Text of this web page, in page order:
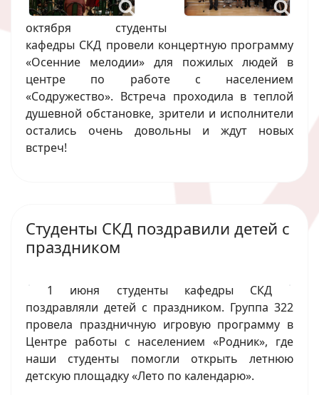
октября студенты
кафедры СКД провели концертную программу
«Осенние мелодии» для пожилых людей в
центре по работе с населением
«Содружество». Встреча проходила в теплой
душевной обстановке, зрители и исполнители
остались очень довольны и ждут новых
встреч!
Студенты СКД поздравили детей с
праздником
1 июня студенты кафедры СКД
поздравляли детей с праздником. Группа 322
провела праздничную игровую программу в
Центре работы с населением «Родник», где
наши студенты помогли открыть летнюю
детскую площадку «Лето по календарю».